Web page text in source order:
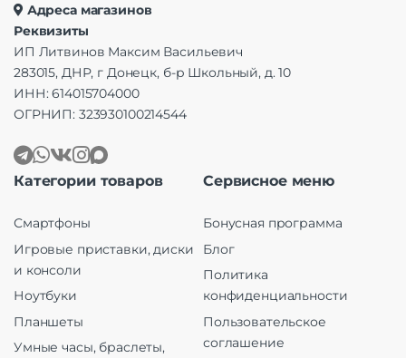
Адреса магазинов
Реквизиты
ИП Литвинов Максим Васильевич
283015, ДНР, г Донецк, б-р Школьный, д. 10
ИНН: 614015704000
ОГРНИП: 323930100214544
Категории товаров
Смартфоны
Игровые приставки, диски
и консоли
Ноутбуки
Планшеты
Умные часы, браслеты,
Сервисное меню
Бонусная программа
Блог
Политика
конфиденциальности
Пользовательское
соглашение